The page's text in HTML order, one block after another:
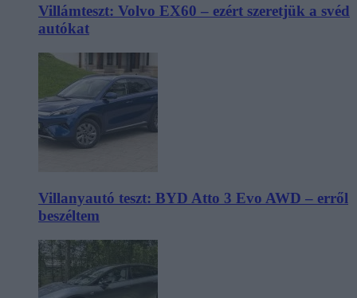
Villámteszt: Volvo EX60 – ezért szeretjük a svéd
autókat
Villanyautó teszt: BYD Atto 3 Evo AWD – erről
beszéltem